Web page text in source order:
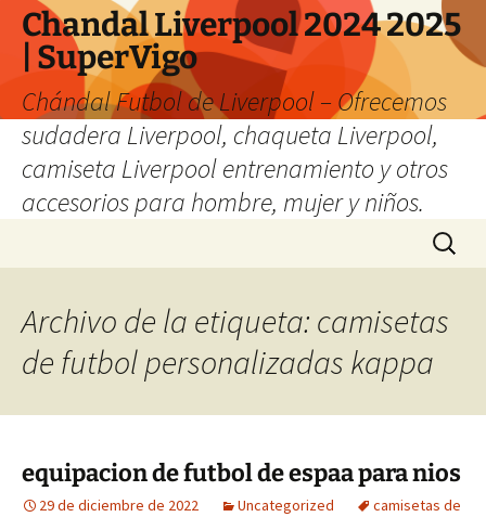
Chandal Liverpool 2024 2025
| SuperVigo
Chándal Futbol de Liverpool – Ofrecemos
sudadera Liverpool, chaqueta Liverpool,
camiseta Liverpool entrenamiento y otros
accesorios para hombre, mujer y niños.
Buscar:
Archivo de la etiqueta: camisetas
de futbol personalizadas kappa
equipacion de futbol de espaa para nios
29 de diciembre de 2022 Uncategorized
camisetas de